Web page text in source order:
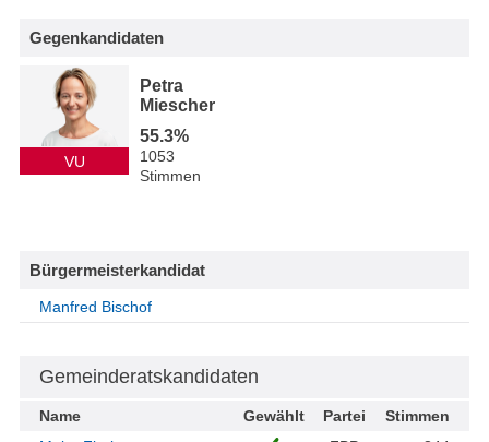
Gegenkandidaten
VU
Petra
Miescher
55.3%
1053
Stimmen
Bürgermeisterkandidat
Manfred Bischof
Gemeinderatskandidaten
Name Gewählt Partei
Stimmen